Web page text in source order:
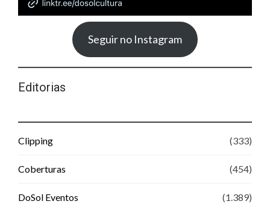
Seguir no Instagram
Editorias
Clipping (333)
Coberturas (454)
DoSol Eventos (1.389)